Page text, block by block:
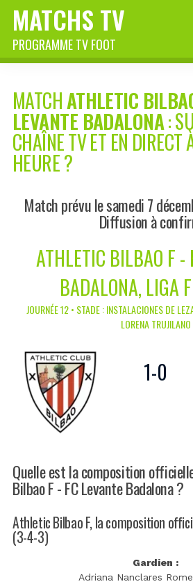
MATCHS TV
PROGRAMME TV FOOT
MATCHATHLETIC
LEVANTE BADALONA:
CHAÎNE TV ET EN DIRECT
HEURE ?
Match prévu le samedi 7
Diffusion à
ATHLETIC BILBAO F -
BADALONA, LIGA
JOURNÉE 12 • STADE : INSTALACIONES DE
LORENA TRUJILANO
1-0
Quelle est la composition
Bilbao F - FC Levante Badalona ?
Athletic Bilbao F, la composition
(3-4-3)
Gardien :
Adriana Nanclares